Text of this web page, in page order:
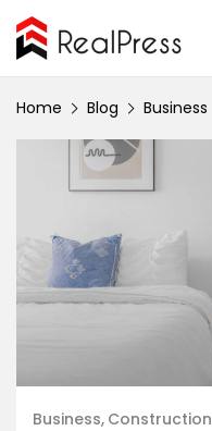
Home Blog Business
Business Construction